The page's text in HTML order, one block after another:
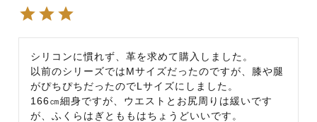
シリコンに慣れず、革を求めて購入しました。
以前のシリーズではMサイズだったのですが、膝や腿
がぴちぴちだったのでLサイズにしました。
166㎝細身ですが、ウエストとお尻周りは緩いです
が、ふくらはぎとももはちょうどいいです。